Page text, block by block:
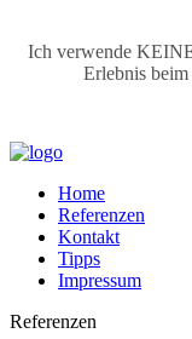
Ich verwende
Erlebnis beim
Home
Referenzen
Kontakt
Tipps
Impressum
Referenzen